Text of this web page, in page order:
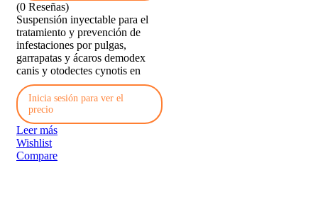
(0 Reseñas)
Suspensión inyectable para el
tratamiento y prevención de
infestaciones por pulgas,
garrapatas y ácaros demodex
canis y otodectes cynotis en
Inicia sesión para ver el
precio
Leer más
Wishlist
Compare